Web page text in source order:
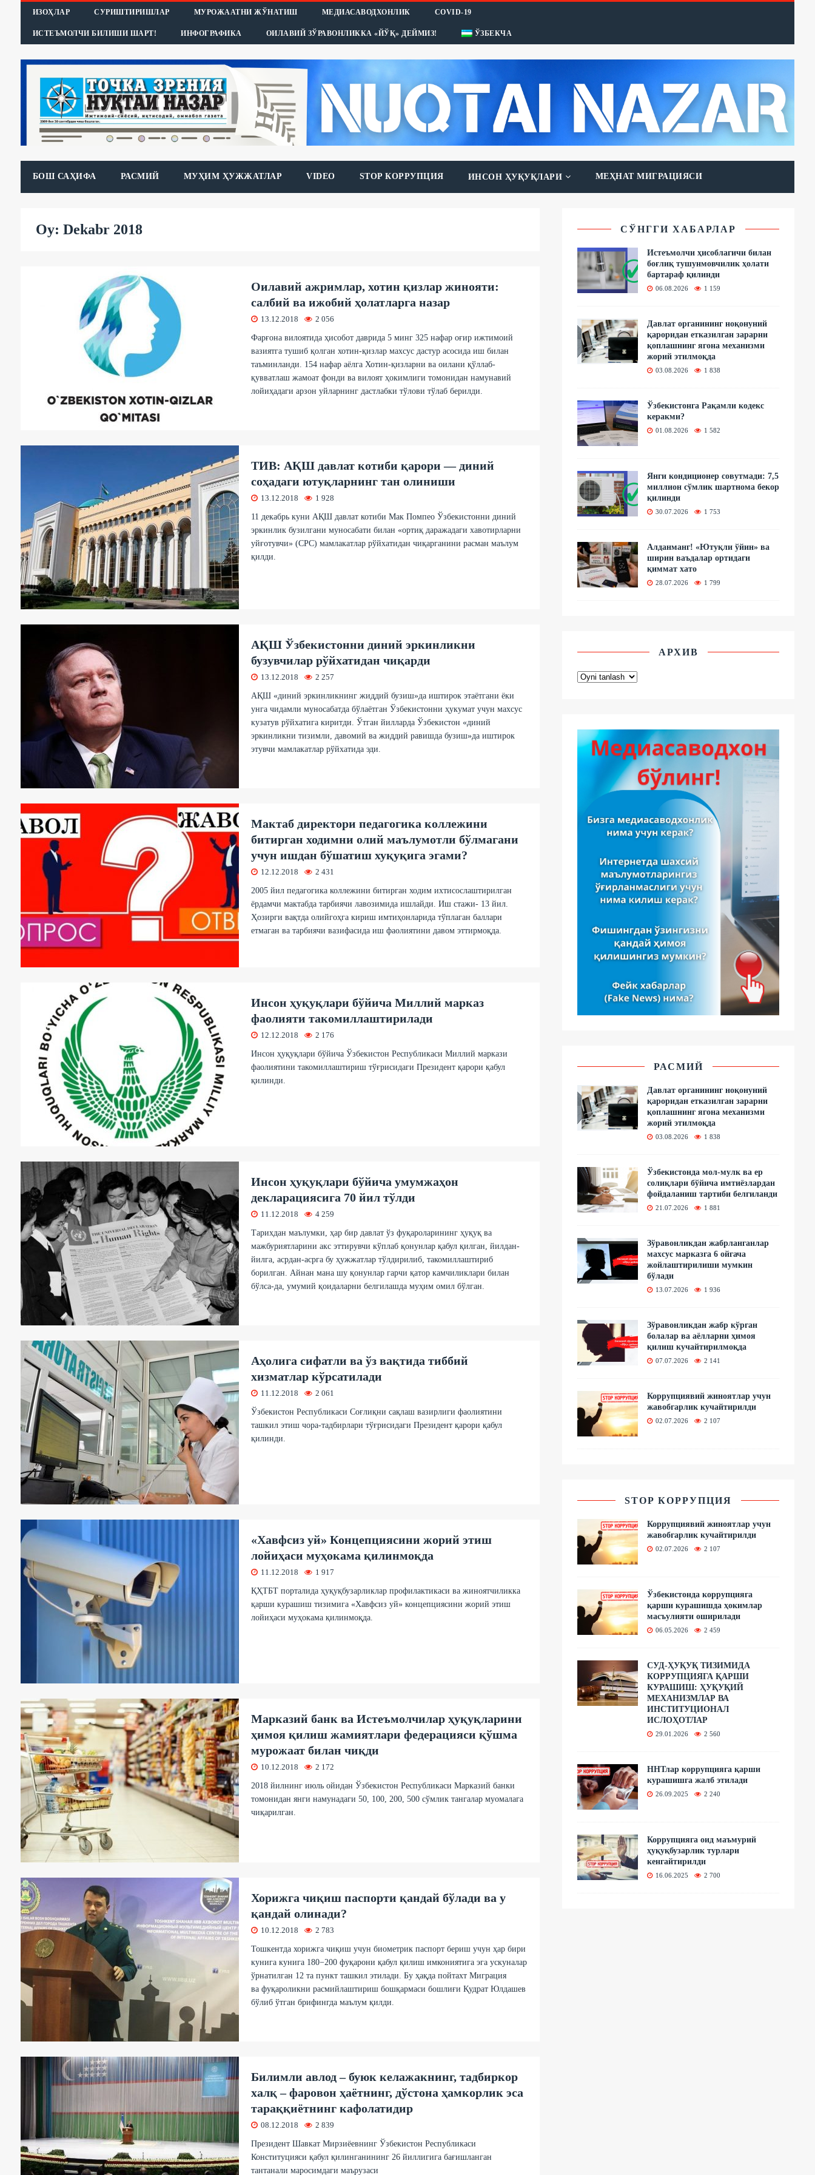
ИЗОҲЛАР СУРИШТИРИШЛАР МУРОЖААТНИ ЖЎНАТИШ МЕДИАСАВОДХОНЛИК COVID-19
ИСТЕЪМОЛЧИ БИЛИШИ ШАРТ! ИНФОГРАФИКА ОИЛАВИЙ ЗЎРАВОНЛИККА «ЙЎҚ» ДЕЙМИЗ! ЎЗБЕКЧА
БОШ САҲИФА РАСМИЙ МУҲИМ ҲУЖЖАТЛАР VIDEO STOP КОРРУПЦИЯ ИНСОН ҲУҚУҚЛАРИ МЕҲНАТ МИГРАЦИЯСИ
Oy: Dekabr 2018
Оилавий ажримлар, хотин қизлар жинояти:
салбий ва ижобий ҳолатларга назар
13.12.2018 2 056
Фарғона вилоятида ҳисобот даврида 5 минг 325 нафар оғир ижтимоий
вазиятга тушиб қолган хотин-қизлар махсус дастур асосида иш билан
таъминланди. 154 нафар аёлга Хотин-қизларни ва оилани қўллаб-
қувватлаш жамоат фонди ва вилоят ҳокимлиги томонидан намунавий
лойиҳадаги арзон уйларнинг дастлабки тўлови тўлаб берилди.
ТИВ: АҚШ давлат котиби қарори — диний
соҳадаги ютуқларнинг тан олиниши
13.12.2018 1 928
11 декабрь куни АҚШ давлат котиби Мак Помпео Ўзбекистонни диний
эркинлик бузилгани муносабати билан «ортиқ даражадаги хавотирларни
уйғотувчи» (CPC) мамлакатлар рўйхатидан чиқарганини расман маълум
қилди.
АҚШ Ўзбекистонни диний эркинликни
бузувчилар рўйхатидан чиқарди
13.12.2018 2 257
АҚШ «диний эркинликнинг жиддий бузиш»да иштирок этаётгани ёки
унга чидамли муносабатда бўлаётган Ўзбекистонни ҳукумат учун махсус
кузатув рўйхатига киритди. Ўтган йилларда Ўзбекистон «диний
эркинликни тизимли, давомий ва жиддий равишда бузиш»да иштирок
этувчи мамлакатлар рўйхатида эди.
Мактаб директори педагогика коллежини
битирган ходимни олий маълумотли бўлмагани
учун ишдан бўшатиш хуқуқига эгами?
12.12.2018 2 431
2005 йил педагогика коллежини битирган ходим ихтисослаштирилган
ёрдамчи мактабда тарбиячи лавозимида ишлайди. Иш стажи- 13 йил.
Ҳозирги вақтда олийгоҳга кириш имтиҳонларида тўплаган баллари
етмаган ва тарбиячи вазифасида иш фаолиятини давом эттирмоқда.
Инсон ҳуқуқлари бўйича Миллий марказ
фаолияти такомиллаштирилади
12.12.2018 2 176
Инсон ҳуқуқлари бўйича Ўзбекистон Республикаси Миллий маркази
фаолиятини такомиллаштириш тўғрисидаги Президент қарори қабул
қилинди.
Инсон ҳуқуқлари бўйича умумжаҳон
декларациясига 70 йил тўлди
11.12.2018 4 259
Тарихдан маълумки, ҳар бир давлат ўз фуқароларининг ҳуқуқ ва
мажбуриятларини акс эттирувчи кўплаб қонунлар қабул қилган, йилдан-
йилга, асрдан-асрга бу ҳужжатлар тўлдирилиб, такомиллаштириб
борилган. Айнан мана шу қонунлар гарчи қатор камчиликлари билан
бўлса-да, умумий қоидаларни белгилашда муҳим омил бўлган.
Аҳолига сифатли ва ўз вақтида тиббий
хизматлар кўрсатилади
11.12.2018 2 061
Ўзбекистон Республикаси Соғлиқни сақлаш вазирлиги фаолиятини
ташкил этиш чора-тадбирлари тўғрисидаги Президент қарори қабул
қилинди.
«Хавфсиз уй» Концепциясини жорий этиш
лойиҳаси муҳокама қилинмоқда
11.12.2018 1 917
ҚҲТБТ порталида ҳуқуқбузарликлар профилактикаси ва жиноятчиликка
қарши курашиш тизимига «Хавфсиз уй» концепциясини жорий этиш
лойиҳаси муҳокама қилинмоқда.
Марказий банк ва Истеъмолчилар ҳуқуқларини
ҳимоя қилиш жамиятлари федерацияси қўшма
мурожаат билан чиқди
10.12.2018 2 172
2018 йилнинг июль ойидан Ўзбекистон Республикаси Марказий банки
томонидан янги намунадаги 50, 100, 200, 500 сўмлик тангалар муомалага
чиқарилган.
Хорижга чиқиш паспорти қандай бўлади ва у
қандай олинади?
10.12.2018 2 783
Тошкентда хорижга чиқиш учун биометрик паспорт бериш учун ҳар бири
кунига кунига 180−200 фуқарони қабул қилиш имкониятига эга ускуналар
ўрнатилган 12 та пункт ташкил этилади. Бу ҳақда пойтахт Миграция
ва фуқароликни расмийлаштириш бошқармаси бошлиғи Қудрат Юлдашев
бўлиб ўтган брифингда маълум қилди.
Билимли авлод – буюк келажакнинг, тадбиркор
халқ – фаровон ҳаётнинг, дўстона ҳамкорлик эса
тараққиётнинг кафолатидир
08.12.2018 2 839
Президент Шавкат Мирзиёевнинг Ўзбекистон Республикаси
Конституцияси қабул қилинганининг 26 йиллигига бағишланган
тантанали маросимдаги маърузаси
СЎНГГИ ХАБАРЛАР
Истеъмолчи ҳисоблагичи билан
боғлиқ тушунмовчилик ҳолати
бартараф қилинди
06.08.2026 1 159
Давлат органининг ноқонуний
қароридан етказилган зарарни
қоплашнинг ягона механизми
жорий этилмоқда
03.08.2026 1 838
Ўзбекистонга Рақамли кодекс
керакми?
01.08.2026 1 582
Янги кондиционер совутмади: 7,5
миллион сўмлик шартнома бекор
қилинди
30.07.2026 1 753
Алданманг! «Ютуқли ўйин» ва
ширин ваъдалар ортидаги
қиммат хато
28.07.2026 1 799
АРХИВ
РАСМИЙ
Давлат органининг ноқонуний
қароридан етказилган зарарни
қоплашнинг ягона механизми
жорий этилмоқда
03.08.2026 1 838
Ўзбекистонда мол-мулк ва ер
солиқлари бўйича имтиёзлардан
фойдаланиш тартиби белгиланди
21.07.2026 1 881
Зўравонликдан жабрланганлар
махсус марказга 6 ойгача
жойлаштирилиши мумкин
бўлади
13.07.2026 1 936
Зўравонликдан жабр кўрган
болалар ва аёлларни ҳимоя
қилиш кучайтирилмоқда
07.07.2026 2 141
Коррупциявий жиноятлар учун
жавобгарлик кучайтирилди
02.07.2026 2 107
STOP КОРРУПЦИЯ
Коррупциявий жиноятлар учун
жавобгарлик кучайтирилди
02.07.2026 2 107
Ўзбекистонда коррупцияга
қарши курашишда ҳокимлар
масъулияти оширилади
06.05.2026 2 459
СУД-ҲУҚУҚ ТИЗИМИДА
КОРРУПЦИЯГА ҚАРШИ
КУРАШИШ: ҲУҚУҚИЙ
МЕХАНИЗМЛАР ВА
ИНСТИТУЦИОНАЛ
ИСЛОҲОТЛАР
29.01.2026 2 560
ННТлар коррупцияга қарши
курашишга жалб этилади
26.09.2025 2 240
Коррупцияга оид маъмурий
ҳуқуқбузарлик турлари
кенгайтирилди
16.06.2025 2 700